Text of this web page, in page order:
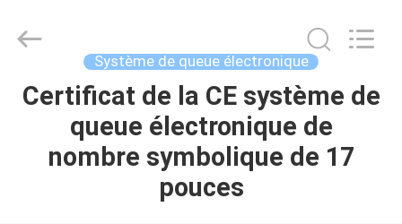
MAISON
PRODUITS
Technology
Co.,Ltd.
Developed
Système de queue électronique
Certificat de la CE système de
queue électronique de
nombre symbolique de 17
pouces